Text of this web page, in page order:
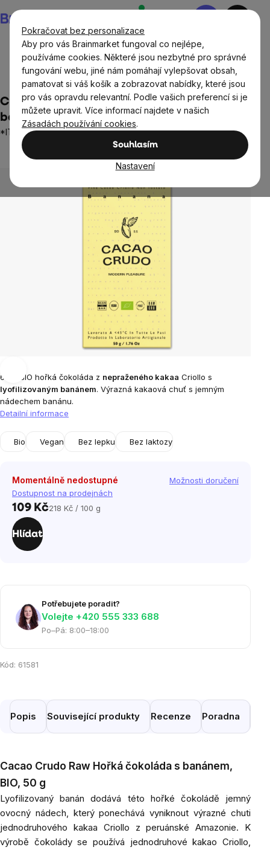
Pokračovat bez personalizace
Aby pro vás Brainmarket fungoval co nejlépe,
používáme cookies. Některé jsou nezbytné pro správné
fungování webu, jiné nám pomáhají vylepšovat obsah,
pamatovat si váš košík a zobrazovat nabídky, které jsou
pro vás opravdu relevantní. Podle vašich preferencí si je
můžete upravit. Více informací najdete v našich
Zásadách používání cookies.
Souhlasím
Nastavení
na
obsah
Nákupní
Potraviny Sladké snacky a slané krekry Čokolády
Cacao Crudo Raw Hořká čokoláda s
banánem, BIO, 50 g
*IT-BIO-006 certifikát
Průměrné
produktu
69% BIO hořká čokoláda z nepraženého kakaa Criollo s
lyofilizovaným banánem. Výrazná kakaová chuť s jemným
nádechem banánu.
Detailní informace
Bio Vegan Bez lepku Bez laktozy
Momentálně nedostupné
Dostupnost na prodejnách
Možnosti doručení
109 KčMěrná
218 Kč / 100 g
Hlídat
Potřebujete poradit?
Volejte ‭+420 555 333 688
Po–Pá: 8:00–18:00
Kód: 61581
Popis Související produkty Recenze Poradna
Cacao Crudo Raw Hořká čokoláda s banánem,
BIO, 50 g
Lyofilizovaný banán dodává této hořké čokoládě jemný
ovocný nádech, který ponechává vyniknout výrazné chuti
jednodruhového kakaa Criollo z peruánské Amazonie. K
výrobě čokolády se používá jednodruhové kakao Criollo,